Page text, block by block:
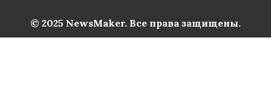
© 2025 NewsMaker. Все права защищены.